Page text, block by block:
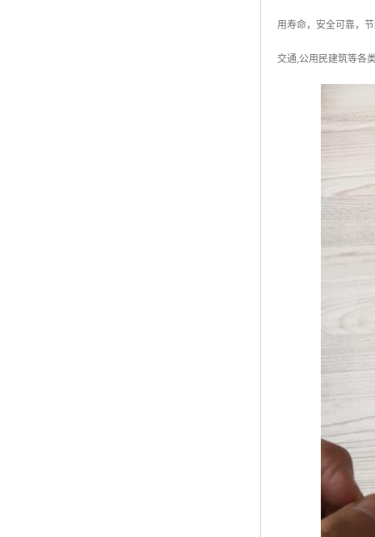
用寿命，安全可靠，
交通,公用民建筑等各